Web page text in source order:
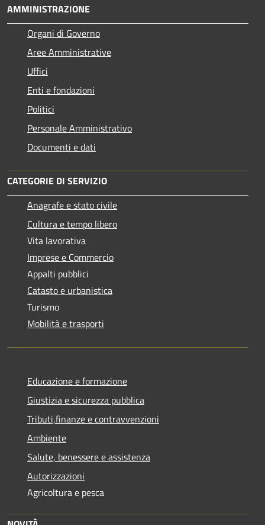
AMMINISTRAZIONE
Organi di Governo
Aree Amministrative
Uffici
Enti e fondazioni
Politici
Personale Amministrativo
Documenti e dati
CATEGORIE DI SERVIZIO
Anagrafe e stato civile
Cultura e tempo libero
Vita lavorativa
Imprese e Commercio
Appalti pubblici
Catasto e urbanistica
Turismo
Mobilità e trasporti
Educazione e formazione
Giustizia e sicurezza pubblica
Tributi,finanze e contravvenzioni
Ambiente
Salute, benessere e assistenza
Autorizzazioni
Agricoltura e pesca